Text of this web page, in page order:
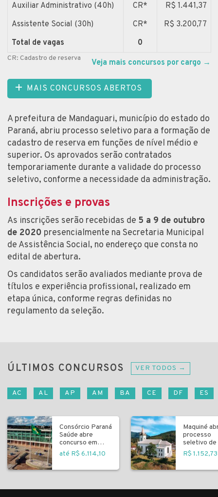
Auxiliar Administrativo (40h) CR*
R$ 1.441,37
Assistente Social (30h)
CR*
R$ 3.200,77
Total de vagas
0
CR: Cadastro de reserva Veja mais concursos por cargo →
MAIS CONCURSOS ABERTOS
A prefeitura de Mandaguari, município do estado do
Paraná, abriu processo seletivo para a formação de
cadastro de reserva em funções de nível médio e
superior. Os aprovados serão contratados
temporariamente durante a validade do processo
seletivo, conforme a necessidade da administração.
Inscrições e provas
As inscrições serão recebidas de 5 a 9 de outubro
de 2020 presencialmente na Secretaria Municipal
de Assistência Social, no endereço que consta no
edital de abertura.
Os candidatos serão avaliados mediante prova de
títulos e experiência profissional, realizado em
etapa única, conforme regras definidas no
regulamento da seleção.
ÚLTIMOS CONCURSOS VER TODOS →
AC AL AP AM BA CE DF ES
Consórcio Paraná
Saúde abre
concurso em
Curitiba
até R$ 6.114,10
Maquiné
processo
seletivo de
R$ 1.152,73